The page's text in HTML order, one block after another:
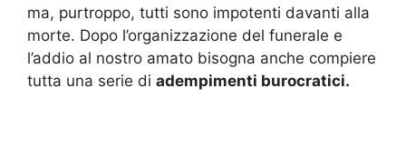
ma, purtroppo, tutti sono impotenti davanti alla
morte. Dopo l’organizzazione del funerale e
l’addio al nostro amato bisogna anche compiere
tutta una serie di adempimenti burocratici.